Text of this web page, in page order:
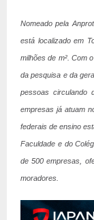
Nomeado pela
está localizado em
milhões de m². Com
da pesquisa e da
pessoas circulando
empresas já atuam
federais de ensino
Faculdade e do
de 500 empresas,
moradores.